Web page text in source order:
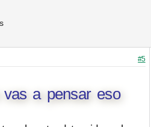
#5
a pensar eso